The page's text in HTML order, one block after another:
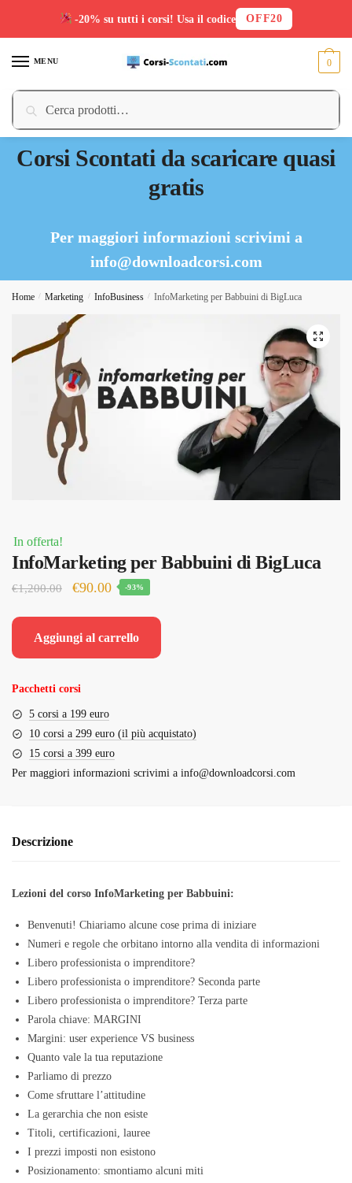
MENU
Cerca:
Cerca
0
Corsi Scontati da scaricare quasi
gratis
Per maggiori informazioni scrivimi a
info@downloadcorsi.com
Home / Marketing / InfoBusiness / InfoMarketing per Babbuini di BigLuca
In offerta!
InfoMarketing per Babbuini di BigLuca
€1,200.00
Il
originale
€90.00Il
-93%
Aggiungi al carrello
Pacchetti corsi
5 corsi a 199 euro
10 corsi a 299 euro (il più acquistato)
15 corsi a 399 euro
Per maggiori informazioni scrivimi a info@downloadcorsi.com
Descrizione
Lezioni del corso InfoMarketing per Babbuini:
Benvenuti! Chiariamo alcune cose prima di iniziare
Numeri e regole che orbitano intorno alla vendita di informazioni
Libero professionista o imprenditore?
Libero professionista o imprenditore? Seconda parte
Libero professionista o imprenditore? Terza parte
Parola chiave: MARGINI
Margini: user experience VS business
Quanto vale la tua reputazione
Parliamo di prezzo
Come sfruttare l’attitudine
La gerarchia che non esiste
Titoli, certificazioni, lauree
I prezzi imposti non esistono
Posizionamento: smontiamo alcuni miti
-20% su tutti i corsi! Usa il codice OFF20